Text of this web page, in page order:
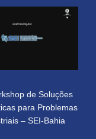
de Soluções
para Problemas
– SEI-Bahia